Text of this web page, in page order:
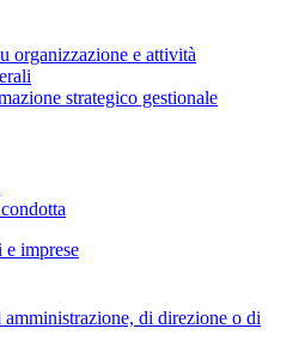
organizzazione e attività
strategico gestionale
imprese
di direzione o di